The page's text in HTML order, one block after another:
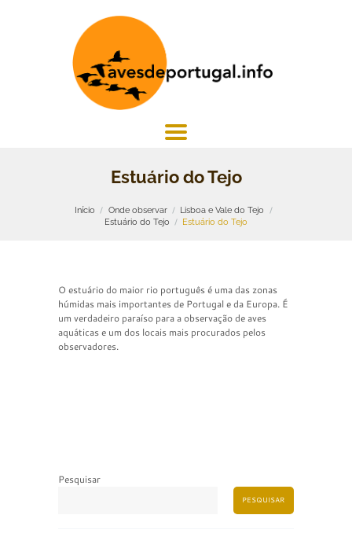
Estuário do Tejo
Início Onde observar
Lisboa e Vale do Tejo
Estuário do Tejo
Estuário do Tejo
O estuário do maior rio português é uma das zonas
húmidas mais importantes de Portugal e da Europa. É
um verdadeiro paraíso para a observação de aves
aquáticas e um dos locais mais procurados pelos
observadores.
Pesquisar
PESQUISAR